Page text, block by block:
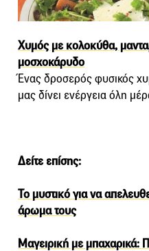
Χυμός με κολοκύθα,
μοσχοκάρυδο
Ένας δροσερός φυσικός
μας δίνει ενέργεια όλη
Δείτε επίσης:
Το μυστικό για να
άρωμα τους
Μαγειρική με μπαχαρικά: